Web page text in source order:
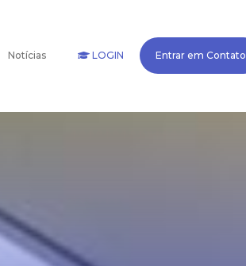
Notícias LOGIN Entrar em Contato